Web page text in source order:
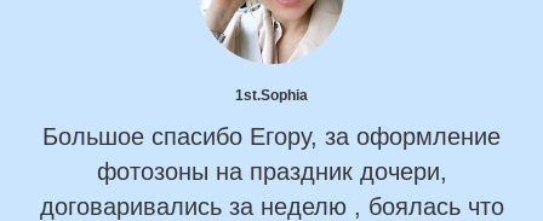
1st.Sophia
Большое спасибо Егору, за оформление
фотозоны на праздник дочери,
договаривались за неделю , боялась что